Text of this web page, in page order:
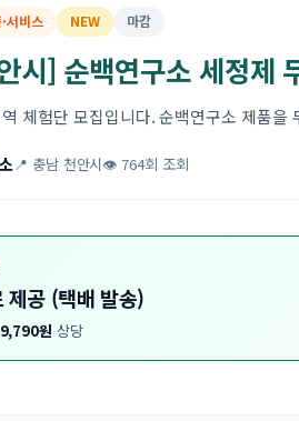
서비스 NEW 마감
시] 순백연구소 세정제
체험단 모집입니다. 순백연구소 제품을
📍 충남 천안시👁 764회 조회
제공 (택배 발송)
9,790원 상당